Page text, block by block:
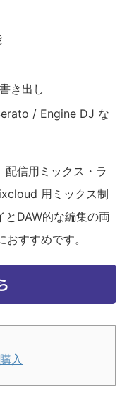
き出し
/ Engine DJ な
信用ミックス・ラ
用ミックス制
DAW的な編集の両
すすめです。
入